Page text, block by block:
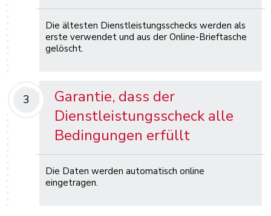
Die ältesten Dienstleistungsschecks werden als
erste verwendet und aus der Online-Brieftasche
gelöscht.
3
Garantie, dass der
Dienstleistungsscheck alle
Bedingungen erfüllt
Die Daten werden automatisch online
eingetragen.